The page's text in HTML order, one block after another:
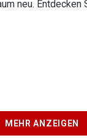
neu.
MEHR ANZEIGEN